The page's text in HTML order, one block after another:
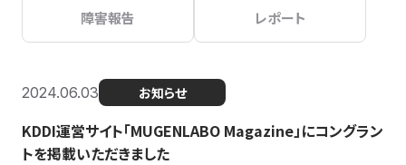
障害報告 レポート
2024.06.03 お知らせ
KDDI運営サイト「MUGENLABO Magazine」にコングラン
トを掲載いただきました